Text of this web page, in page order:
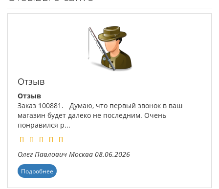
Отзыв
Отзыв
Заказ 100881. Думаю, что первый звонок в ваш
магазин будет далеко не последним. Очень
понравился р...
Олег Павлович Москва 08.06.2026
Подробнее